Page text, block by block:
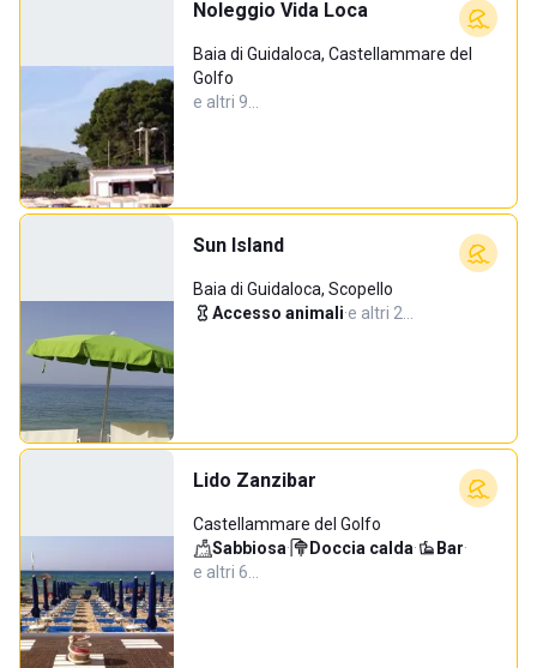
Noleggio Vida Loca
Baia di Guidaloca, Castellammare del
Golfo
e altri 9…
Sun Island
Baia di Guidaloca, Scopello
Accesso animali·e altri 2…
Lido Zanzibar
Castellammare del Golfo
Sabbiosa· Doccia calda· Bar·
e altri 6…